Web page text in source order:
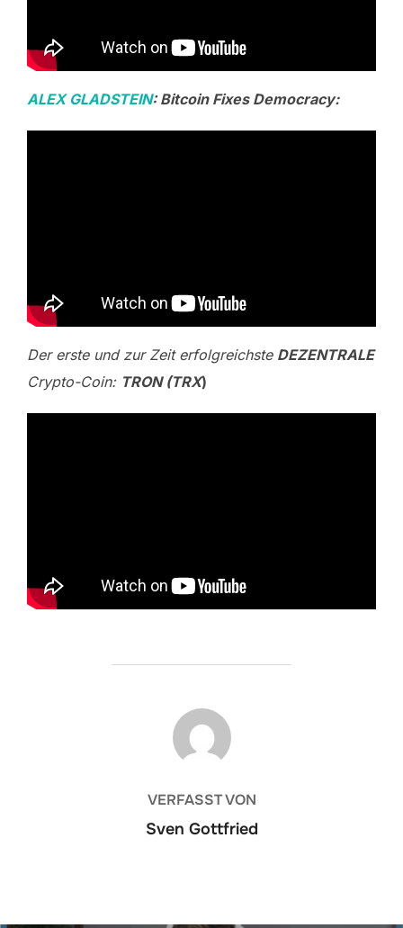
ALEX GLADSTEIN: Bitcoin Fixes Democracy:
Der erste und zur Zeit erfolgreichste DEZENTRALE
Crypto-Coin: TRON (TRX)
BEITRAGSAUTOR
VERFASST VON
Sven Gottfried